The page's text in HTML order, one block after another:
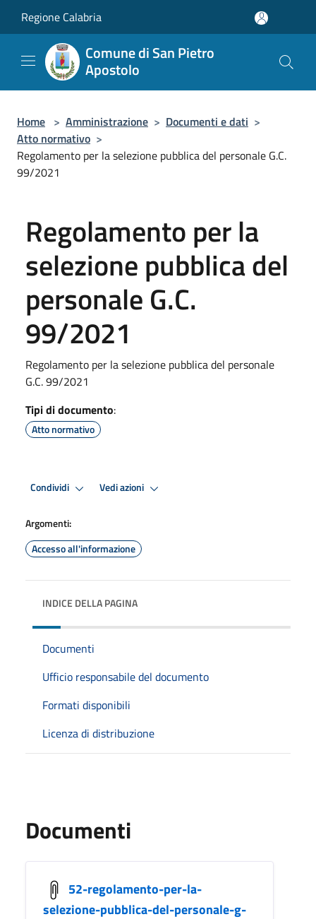
Regione Calabria
Comune di San Pietro
Apostolo
Home > Amministrazione > Documenti e dati >
Atto normativo >
Regolamento per la selezione pubblica del personale G.C.
99/2021
Regolamento per la
selezione pubblica del
personale G.C.
99/2021
Regolamento per la selezione pubblica del personale
G.C. 99/2021
Tipi di documento:
Atto normativo
Condividi Vedi azioni
Argomenti:
Accesso all'informazione
INDICE DELLA PAGINA
Documenti
Ufficio responsabile del documento
Formati disponibili
Licenza di distribuzione
Documenti
52-regolamento-per-la-
selezione-pubblica-del-personale-g-